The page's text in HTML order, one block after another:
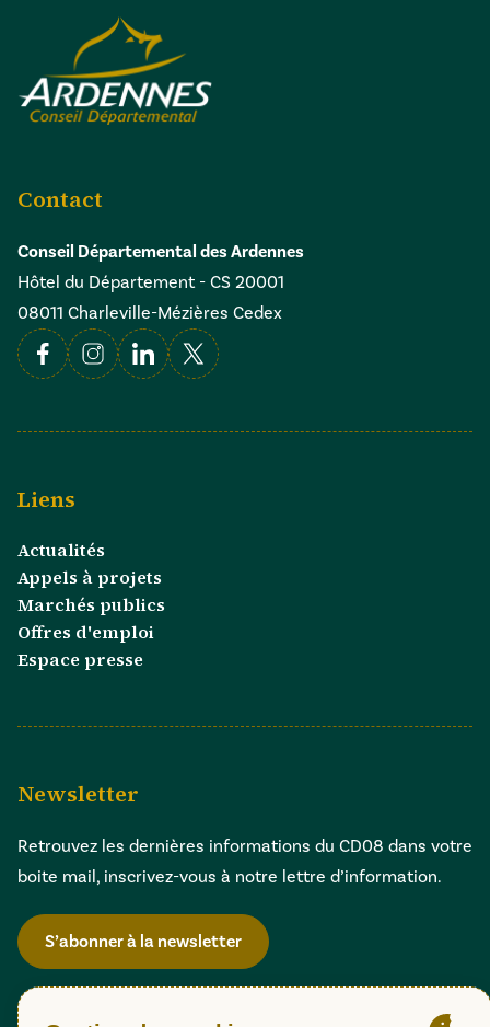
Contact
Conseil Départemental des Ardennes
Hôtel du Département - CS 20001
08011 Charleville-Mézières Cedex
FacebookInstagramLinkedin
X
Liens
Actualités
Appels à projets
Marchés publics
Offres d'emploi
Espace presse
Newsletter
Retrouvez les dernières informations du CD08 dans votre
boite mail, inscrivez-vous à notre lettre d’information.
S’abonner à la newsletter